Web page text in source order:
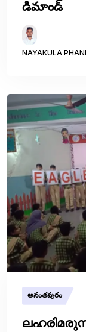
డిమాండ్
NAYAKULA
అనంతపురం